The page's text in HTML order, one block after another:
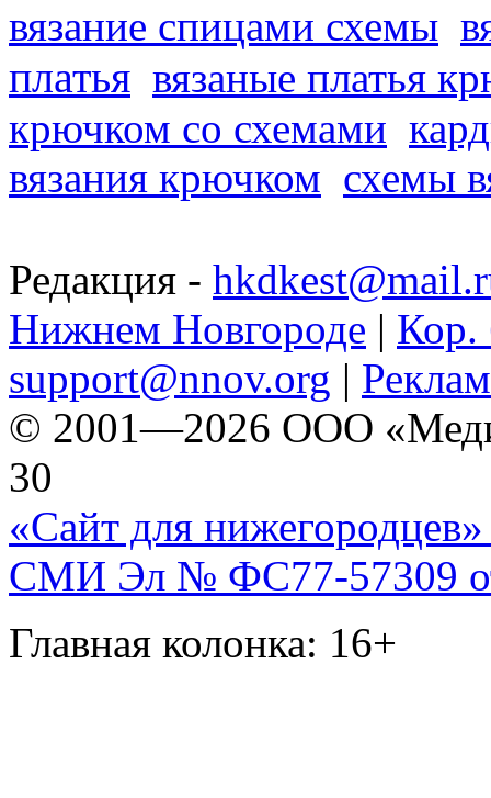
вязание спицами схемы
платья вязаные платья
крючком со схемами
вязания крючком схемы
Редакция -
Нижнем Новгороде | Кор.
support@nnov.org |
© 2001—2026 ООО
30
«Сайт для нижегородцев»
СМИ Эл № ФС77-57309
Главная колонка: 16+